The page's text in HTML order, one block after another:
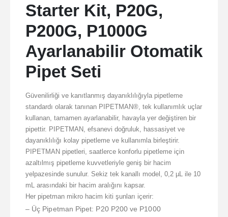
Starter Kit, P20G,
P200G, P1000G
Ayarlanabilir Otomatik
Pipet Seti
Güvenilirliği ve kanıtlanmış dayanıklılığıyla pipetleme
standardı olarak tanınan PIPETMAN®, tek kullanımlık uçlar
kullanan, tamamen ayarlanabilir, havayla yer değiştiren bir
pipettir. PIPETMAN, efsanevi doğruluk, hassasiyet ve
dayanıklılığı kolay pipetleme ve kullanımla birleştirir.
PIPETMAN pipetleri, saatlerce konforlu pipetleme için
azaltılmış pipetleme kuvvetleriyle geniş bir hacim
yelpazesinde sunulur. Sekiz tek kanallı model, 0,2 µL ile 10
mL arasındaki bir hacim aralığını kapsar.
Her pipetman mikro hacim kiti şunları içerir:
– Üç Pipetman Pipet: P20 P200 ve P1000